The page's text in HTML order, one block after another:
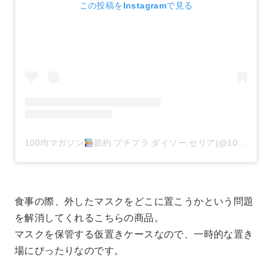
この投稿をInstagramで見る
100均マガジン 節約.プチプラ.ダイソー.セリア(@100kin_mag)がシェアした投稿
食事の際、外したマスクをどこに置こうかという問題
を解消してくれるこちらの商品。
マスクを保管する仮置きケースなので、一時的な置き
場にぴったりなのです。